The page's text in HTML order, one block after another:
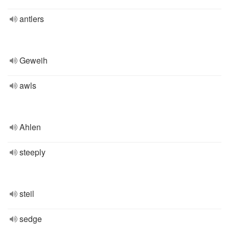
antlers
Geweih
awls
Ahlen
steeply
steil
sedge